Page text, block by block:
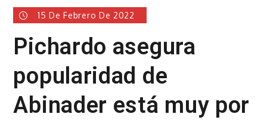
15 De Febrero De 2022
Pichardo asegura
popularidad de
Abinader está muy por